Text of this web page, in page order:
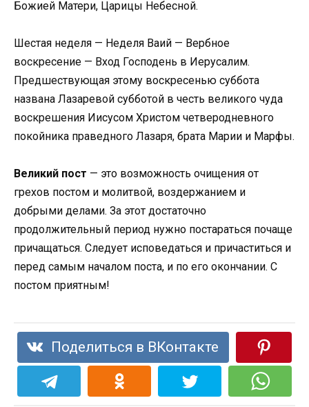
Божией Матери, Царицы Небесной.
Шестая неделя — Неделя Ваий — Вербное
воскресение — Вход Господень в Иерусалим.
Предшествующая этому воскресенью суббота
названа Лазаревой субботой в честь великого чуда
воскрешения Иисусом Христом четверодневного
покойника праведного Лазаря, брата Марии и Марфы.
Великий пост — это возможность очищения от
грехов постом и молитвой, воздержанием и
добрыми делами. За этот достаточно
продолжительный период нужно постараться почаще
причащаться. Следует исповедаться и причаститься и
перед самым началом поста, и по его окончании. С
постом приятным!
Поделиться в ВКонтакте